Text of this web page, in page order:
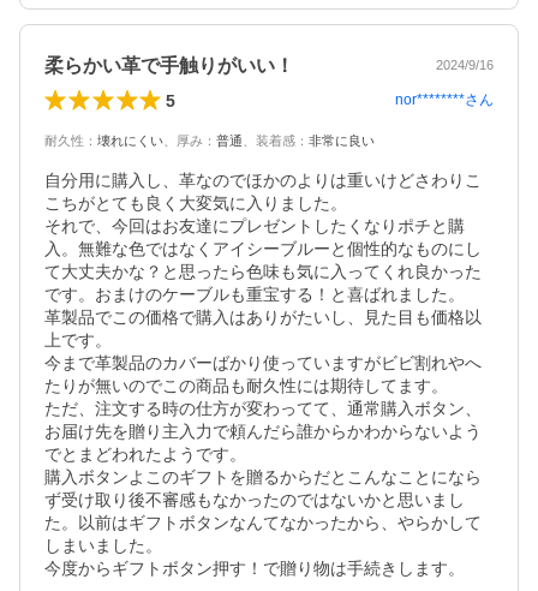
柔らかい革で手触りがいい！ 2024/9/16
5 nor********さん
耐久性 ： 壊れにくい 厚み ： 普通 装着感 ： 非常に良い
自分用に購入し、革なのでほかのよりは重いけどさわりこ
こちがとても良く大変気に入りました。
それで、今回はお友達にプレゼントしたくなりポチと購
入。無難な色ではなくアイシーブルーと個性的なものにし
て大丈夫かな？と思ったら色味も気に入ってくれ良かった
です。おまけのケーブルも重宝する！と喜ばれました。
革製品でこの価格で購入はありがたいし、見た目も価格以
上です。
今まで革製品のカバーばかり使っていますがビビ割れやへ
たりが無いのでこの商品も耐久性には期待してます。
ただ、注文する時の仕方が変わってて、通常購入ボタン、
お届け先を贈り主入力で頼んだら誰からかわからないよう
でとまどわれたようです。
購入ボタンよこのギフトを贈るからだとこんなことになら
ず受け取り後不審感もなかったのではないかと思いまし
た。以前はギフトボタンなんてなかったから、やらかして
しまいました。
今度からギフトボタン押す！で贈り物は手続きします。